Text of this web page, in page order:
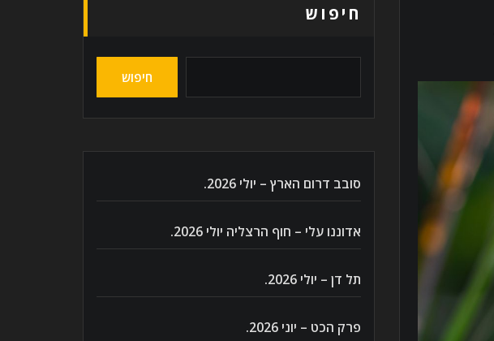
חיפוש
חיפוש
סובב דרום הארץ – יולי 2026.
אדוננו עלי – חוף הרצליה יולי 2026.
תל דן – יולי 2026.
פרק הכט – יוני 2026.